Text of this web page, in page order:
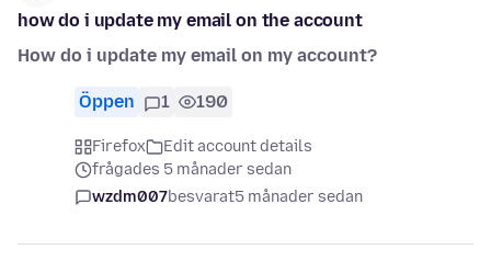
how do i update my email on the account
How do i update my email on my account?
Öppen 1 190
Firefox
Edit account details
frågades 5 månader sedan
wzdm007besvarat5 månader sedan